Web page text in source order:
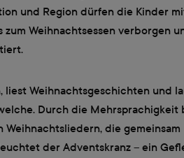
und Region dürfen die Kinder
Weihnachtsessen verborgen
liest Weihnachtsgeschichten und
Durch die Mehrsprachigkeit
die gemeinsam
der Adventskranz – ein